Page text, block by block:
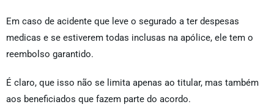
Em caso de acidente que leve o segurado a ter despesas
medicas e se estiverem todas inclusas na apólice, ele tem o
reembolso garantido.
É claro, que isso não se limita apenas ao titular, mas também
aos beneficiados que fazem parte do acordo.